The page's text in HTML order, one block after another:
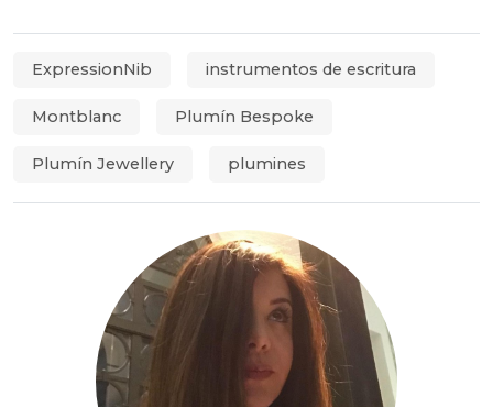
ExpressionNib instrumentos de escritura
Montblanc Plumín Bespoke
Plumín Jewellery plumines